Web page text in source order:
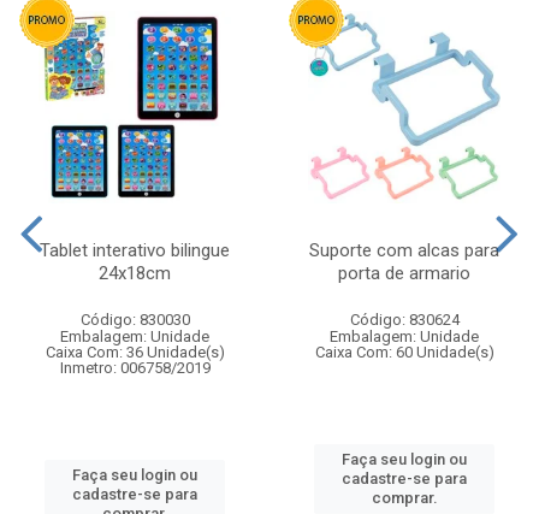
Tablet interativo bilingue
24x18cm
Código: 830030
Embalagem: Unidade
Caixa Com: 36 Unidade(s)
Inmetro: 006758/2019
Faça seu login ou
cadastre-se para
Suporte com alcas para
porta de armario
Código: 830624
Embalagem: Unidade
Caixa Com: 60 Unidade(s)
Faça seu login ou
cadastre-se para
comprar.